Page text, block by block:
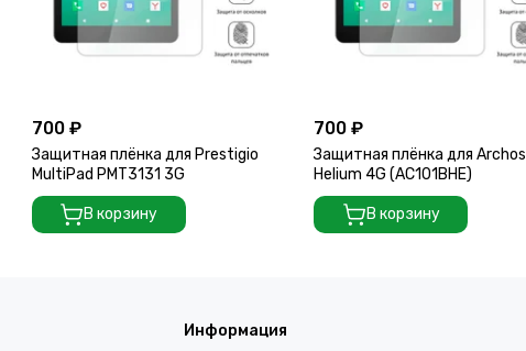
700 ₽
Защитная плёнка для Prestigio
MultiPad PMT3131 3G
В корзину
700 ₽
Защитная плёнка для Archos
Helium 4G (AC101BHE)
В корзину
Информация